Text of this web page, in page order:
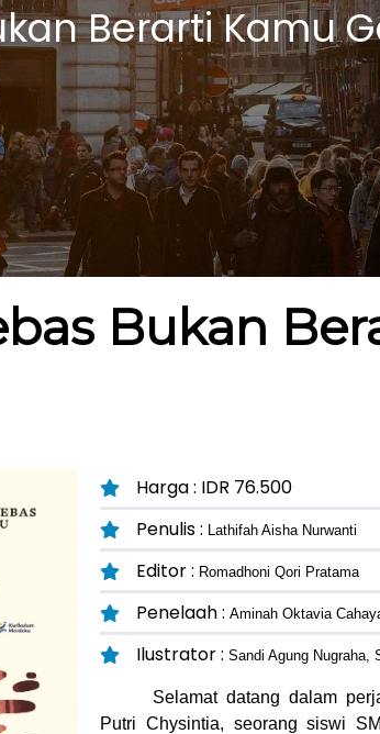
Berarti Kamu
Bukan
Harga : IDR 76.500
Penulis : Lathifah Aisha Nurwanti
Editor : Romadhoni Qori Pratama
Penelaah : Aminah Oktavia
Ilustrator : Sandi Agung Nugraha,
Selamat datang dalam
Putri Chysintia, seorang siswi